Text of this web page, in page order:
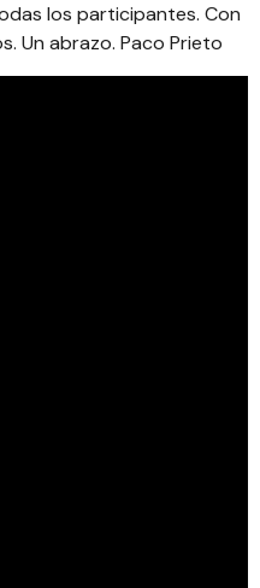
los participantes. Con
Un abrazo. Paco Prieto